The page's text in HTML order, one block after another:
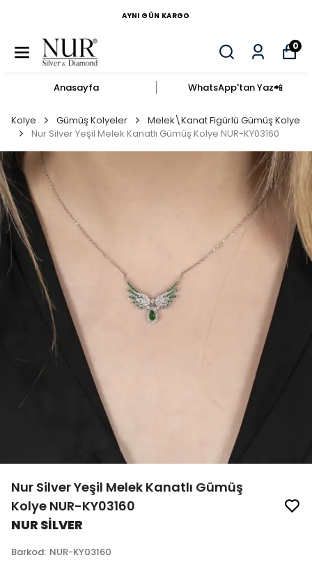
AYNI GÜN KARGO
0
Anasayfa WhatsApp'tan Yaz​📲​
Kolye Gümüş Kolyeler
Melek\Kanat Figürlü Gümüş Kolye
Nur Silver Yeşil Melek Kanatlı Gümüş Kolye NUR-KY03160
Nur Silver Yeşil Melek Kanatlı Gümüş
Kolye NUR-KY03160
NUR SİLVER
Barkod: NUR-KY03160